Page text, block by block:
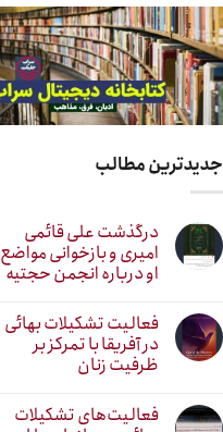
جدیدترین مطالب
درگذشت علی قائمی
امیری و بازخوانی مواضع
او درباره انجمن حجتیه
فعالیت تشکیلات بهائی
در آفریقا با تمرکز بر
ظرفیت زنان
فعالیت‌های تشکیلات